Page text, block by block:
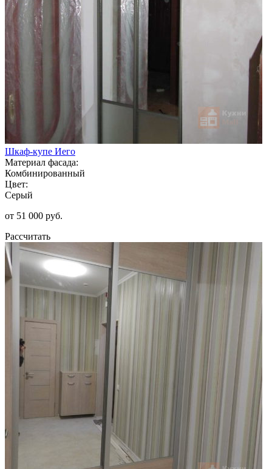
Шкаф-купе Иего
Материал фасада:
Комбинированный
Цвет:
Серый
от 51 000 руб.
Рассчитать